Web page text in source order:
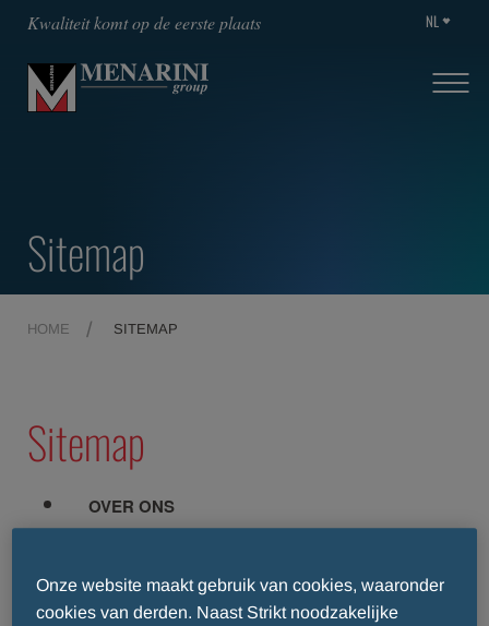
Kwaliteit komt op de eerste plaats NL
Sitemap
HOME SITEMAP
Sitemap
OVER ONS
Onze Historie
Onze website maakt gebruik van cookies, waaronder
cookies van derden. Naast Strikt noodzakelijke